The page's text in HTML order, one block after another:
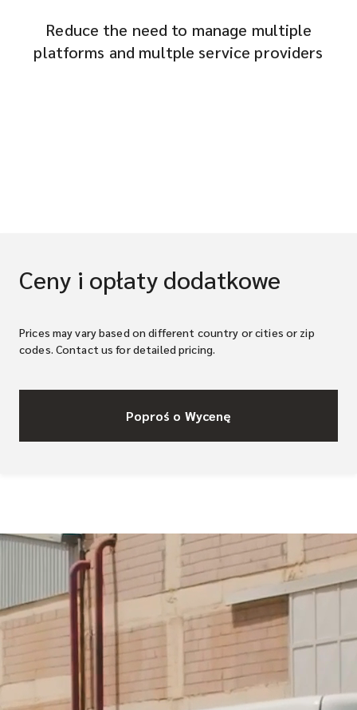
Reduce the need to manage multiple
platforms and multple service providers
Ceny i opłaty dodatkowe
Prices may vary based on different country or cities or zip
codes. Contact us for detailed pricing.
Poproś o Wycenę